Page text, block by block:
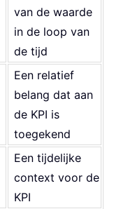
van de waarde
in de loop van
de tijd
Een relatief
belang dat aan
de KPI is
toegekend
Een tijdelijke
context voor de
KPI